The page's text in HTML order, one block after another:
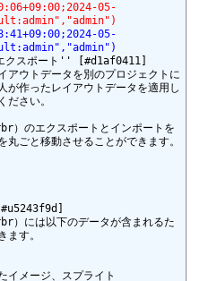
05-
05-
クスポート'' [#d1af0411]
アウトデータを別のプロジェクトに
が作ったレイアウトデータを適用し
ださい。
）のエクスポートとインポートを
ごと移動させることができます。
）には以下のデータが含まれるた
ます。
イメージ、スプライト